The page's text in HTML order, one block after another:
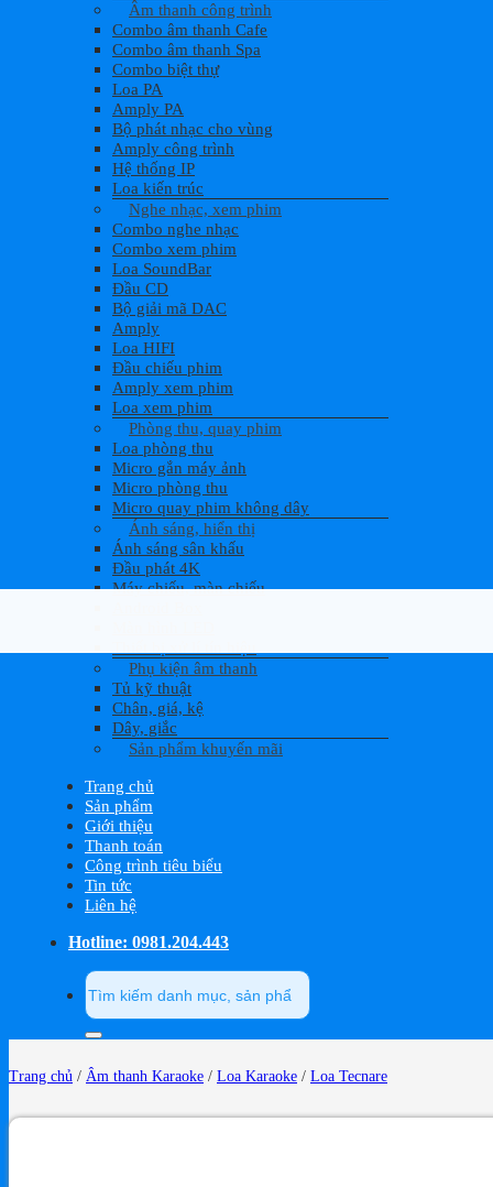
Âm thanh công trình
Combo âm thanh Cafe
Combo âm thanh Spa
Combo biệt thự
Loa PA
Amply PA
Bộ phát nhạc cho vùng
Amply công trình
Hệ thống IP
Loa kiến trúc
Nghe nhạc, xem phim
Combo nghe nhạc
Combo xem phim
Loa SoundBar
Đầu CD
Bộ giải mã DAC
Amply
Loa HIFI
Đầu chiếu phim
Amply xem phim
Loa xem phim
Phòng thu, quay phim
Loa phòng thu
Micro gắn máy ảnh
Micro phòng thu
Micro quay phim không dây
Ánh sáng, hiển thị
Ánh sáng sân khấu
Đầu phát 4K
Máy chiếu, màn chiếu
Phụ kiện âm thanh
Tủ kỹ thuật
Chân, giá, kệ
Dây, giắc
Sản phẩm khuyến mãi
Trang chủ
Sản phẩm
Giới thiệu
Thanh toán
Công trình tiêu biểu
Tin tức
Liên hệ
Hotline: 0981.204.443
Tìm
kiếm:
Trang chủ / Âm thanh Karaoke / Loa Karaoke / Loa Tecnare